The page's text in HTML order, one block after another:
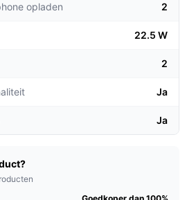
controleer in de specificaties
outputs tellen en hoe die
merkt
dit model dat je telefoon of
geeft informatie over
opladen 2
22.5 W
2
Ja
Ja